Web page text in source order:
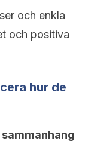
och enkla
och positiva
hur de